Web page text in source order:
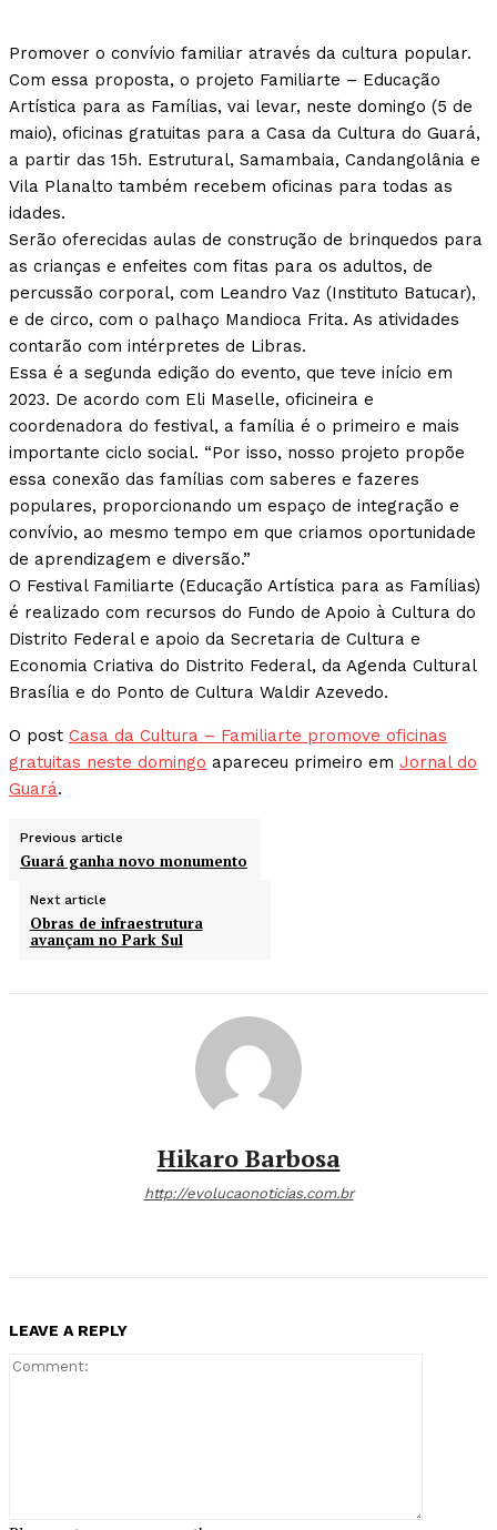
Promover o convívio familiar através da cultura popular.
Com essa proposta, o projeto Familiarte – Educação
Artística para as Famílias, vai levar, neste domingo (5 de
maio), oficinas gratuitas para a Casa da Cultura do Guará,
a partir das 15h. Estrutural, Samambaia, Candangolânia e
Vila Planalto também recebem oficinas para todas as
idades.
Serão oferecidas aulas de construção de brinquedos para
as crianças e enfeites com fitas para os adultos, de
percussão corporal, com Leandro Vaz (Instituto Batucar),
e de circo, com o palhaço Mandioca Frita. As atividades
contarão com intérpretes de Libras.
Essa é a segunda edição do evento, que teve início em
2023. De acordo com Eli Maselle, oficineira e
coordenadora do festival, a família é o primeiro e mais
importante ciclo social. “Por isso, nosso projeto propõe
essa conexão das famílias com saberes e fazeres
populares, proporcionando um espaço de integração e
convívio, ao mesmo tempo em que criamos oportunidade
de aprendizagem e diversão.”
O Festival Familiarte (Educação Artística para as Famílias)
é realizado com recursos do Fundo de Apoio à Cultura do
Distrito Federal e apoio da Secretaria de Cultura e
Economia Criativa do Distrito Federal, da Agenda Cultural
Brasília e do Ponto de Cultura Waldir Azevedo.
O post Casa da Cultura – Familiarte promove oficinas
gratuitas neste domingo apareceu primeiro em Jornal do
Guará.
Previous article
Guará ganha novo monumento
Next article
Obras de infraestrutura
avançam no Park Sul
Hikaro Barbosa
http://evolucaonoticias.com.br
LEAVE A REPLY